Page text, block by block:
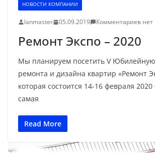
НОВОСТИ КОМПАНИИ
lanmaster 05.09.2019 Комментариев нет
Ремонт Экспо – 2020
Мы планируем посетить V
ремонта и дизайна квартир «Ремонт
которая состоится 14-16 февраля 2020
самая
Read More